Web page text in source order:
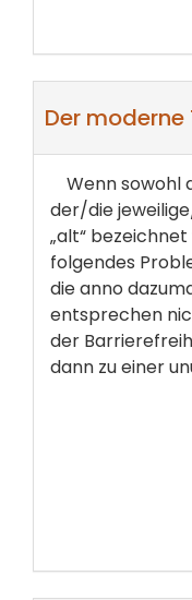
Der
Wenn sowohl
der/die
„alt“
folgendes
die anno
entsprechen
der
dann zu einer